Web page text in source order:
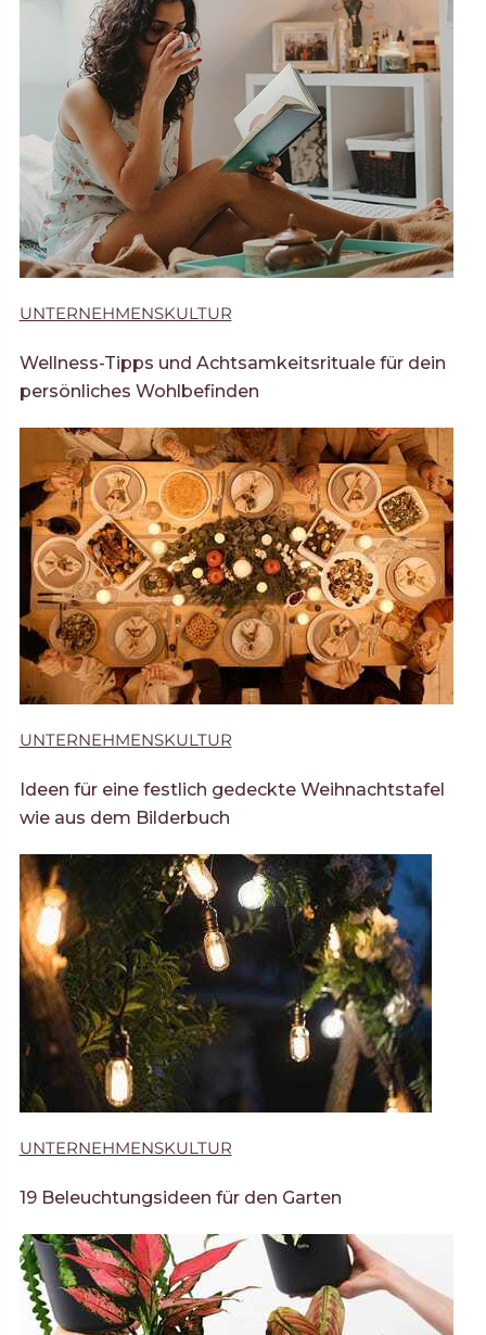
UNTERNEHMENSKULTUR
Wellness-Tipps und Achtsamkeitsrituale für dein
persönliches Wohlbefinden
UNTERNEHMENSKULTUR
Ideen für eine festlich gedeckte Weihnachtstafel
wie aus dem Bilderbuch
UNTERNEHMENSKULTUR
19 Beleuchtungsideen für den Garten